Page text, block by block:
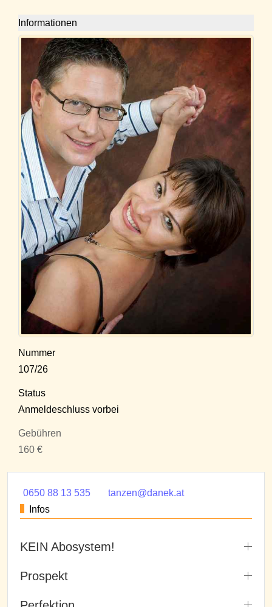
Informationen
Nummer
107/26
Status
Anmeldeschluss vorbei
Gebühren
160 €
0650 88 13 535
tanzen@danek.at
Infos
KEIN Abosystem!
Prospekt